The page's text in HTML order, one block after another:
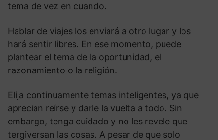
tema de vez en cuando.
Hablar de viajes los enviará a otro lugar y los
hará sentir libres. En ese momento, puede
plantear el tema de la oportunidad, el
razonamiento o la religión.
Elija continuamente temas inteligentes, ya que
aprecian reírse y darle la vuelta a todo. Sin
embargo, tenga cuidado y no les revele que
tergiversan las cosas. A pesar de que solo